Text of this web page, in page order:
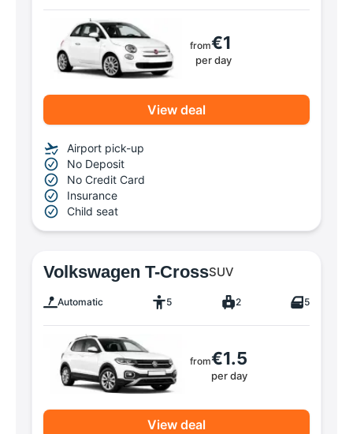
from€1
per day
View deal
Airport pick-up
No Deposit
No Credit Card
Insurance
Child seat
Volkswagen T-CrossSUV
Automatic 5 2 5
from€1.5
per day
View deal